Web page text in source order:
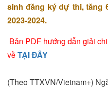
sinh đăng ký dự thi, tăng
2023-2024.
Bản PDF hướng dẫn giải
vềTẠI ĐÂY
(Theo TTXVN/Vietnam+)